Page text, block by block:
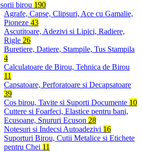
birou 190
Agrafe, Capse, Clipsuri, Ace cu Gamalie,
Pioneze 43
Ascutitoare, Adezivi si Lipici, Radiere,
Rigle 26
Buretiere, Datiere, Stampile, Tus Stampila
4
Calculatoare de Birou, Tehnica de Birou
11
Capsatoare, Perforatoare si Decapsatoare
39
Cos birou, Tavite si Suporti Documente 10
Cuttere si Foarfeci, Elastice pentru bani,
Ecusoane, Snururi Ecuson 28
Notesuri si Indecsi Autoadezivi 16
Suporturi Birou, Cutii Metalice si Etichete
pentru Chei 11